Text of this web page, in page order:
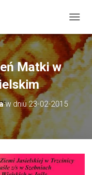
R
Z
E
Ł
Ą
C
W
C
J
Matki w
w dniu23-02-2015